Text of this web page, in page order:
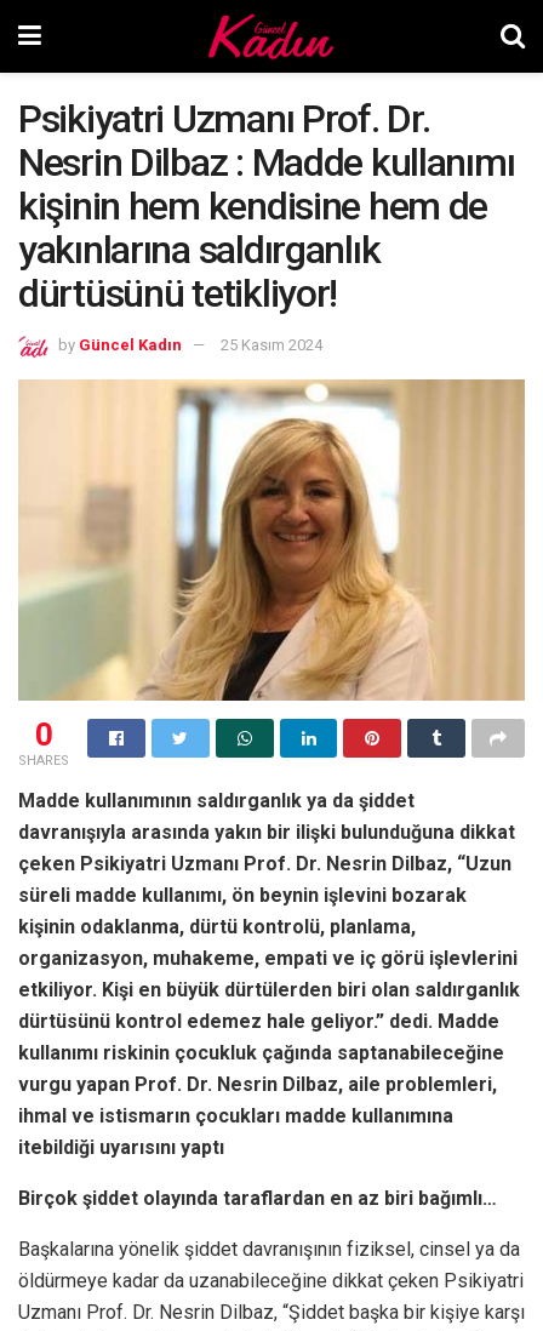
Psikiyatri Uzmanı Prof. Dr.
Nesrin Dilbaz : Madde kullanımı
kişinin hem kendisine hem de
yakınlarına saldırganlık
dürtüsünü tetikliyor!
by Güncel Kadın 25 Kasım 2024
0
SHARES
Madde kullanımının saldırganlık ya da şiddet
davranışıyla arasında yakın bir ilişki bulunduğuna dikkat
çeken Psikiyatri Uzmanı Prof. Dr. Nesrin Dilbaz, “Uzun
süreli madde kullanımı, ön beynin işlevini bozarak
kişinin odaklanma, dürtü kontrolü, planlama,
organizasyon, muhakeme, empati ve iç görü işlevlerini
etkiliyor. Kişi en büyük dürtülerden biri olan saldırganlık
dürtüsünü kontrol edemez hale geliyor.” dedi. Madde
kullanımı riskinin çocukluk çağında saptanabileceğine
vurgu yapan Prof. Dr. Nesrin Dilbaz, aile problemleri,
ihmal ve istismarın çocukları madde kullanımına
itebildiği uyarısını yaptı
Birçok şiddet olayında taraflardan en az biri bağımlı…
Başkalarına yönelik şiddet davranışının fiziksel, cinsel ya da
öldürmeye kadar da uzanabileceğine dikkat çeken Psikiyatri
Uzmanı Prof. Dr. Nesrin Dilbaz, “Şiddet başka bir kişiye karşı